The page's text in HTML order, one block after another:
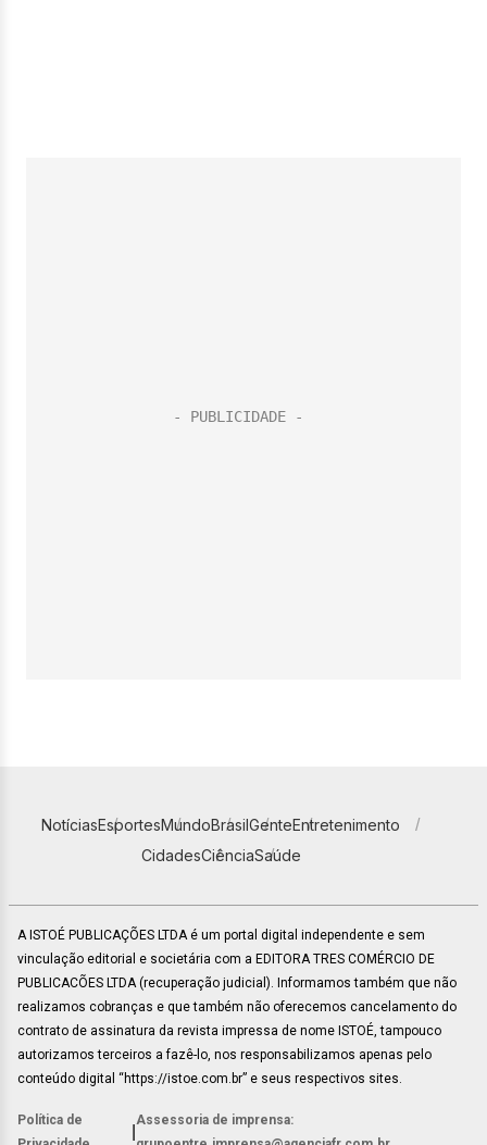
NotíciasEsportesMundoBrasilGenteEntretenimento
CidadesCiênciaSaúde
A ISTOÉ PUBLICAÇÕES LTDA é um portal digital independente e sem
vinculação editorial e societária com a EDITORA TRES COMÉRCIO DE
PUBLICACÕES LTDA (recuperação judicial). Informamos também que não
realizamos cobranças e que também não oferecemos cancelamento do
contrato de assinatura da revista impressa de nome ISTOÉ, tampouco
autorizamos terceiros a fazê-lo, nos responsabilizamos apenas pelo
conteúdo digital “https://istoe.com.br” e seus respectivos sites.
Política de
Assessoria de imprensa: